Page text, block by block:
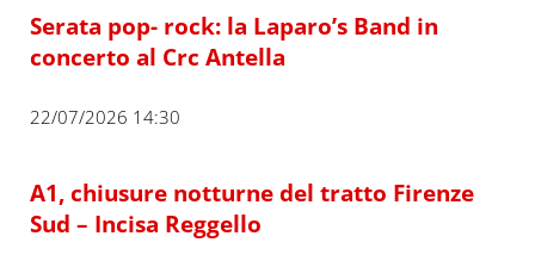
Serata pop- rock: la Laparo’s Band in
concerto al Crc Antella
22/07/2026 14:30
A1, chiusure notturne del tratto Firenze
Sud – Incisa Reggello